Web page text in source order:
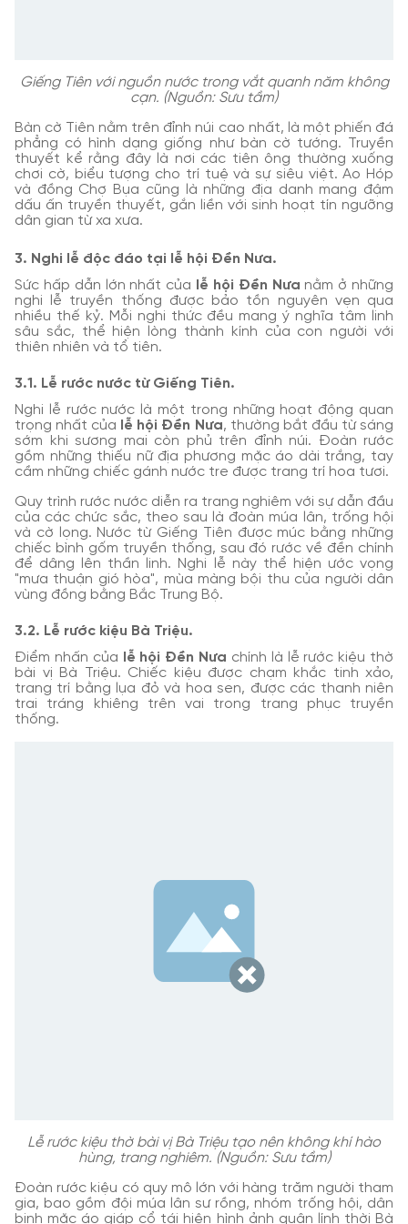
Giếng Tiên với nguồn nước trong vắt quanh năm không
cạn. (Nguồn: Sưu tầm)
Bàn cờ Tiên nằm trên đỉnh núi cao nhất, là một phiến đá
phẳng có hình dạng giống như bàn cờ tướng. Truyền
thuyết kể rằng đây là nơi các tiên ông thường xuống
chơi cờ, biểu tượng cho trí tuệ và sự siêu việt. Ao Hóp
và đồng Chợ Bụa cũng là những địa danh mang đậm
dấu ấn truyền thuyết, gắn liền với sinh hoạt tín ngưỡng
dân gian từ xa xưa.
3. Nghi lễ độc đáo tại lễ hội Đền Nưa.
Sức hấp dẫn lớn nhất của
lễ hội Đền Nưa nằm ở những
nghi lễ truyền thống được bảo tồn nguyên vẹn qua
nhiều thế kỷ. Mỗi nghi thức đều mang ý nghĩa tâm linh
sâu sắc, thể hiện lòng thành kính của con người với
thiên nhiên và tổ tiên.
3.1. Lễ rước nước từ Giếng Tiên.
Nghi lễ rước nước là một trong những hoạt động quan
trọng nhất của lễ hội Đền Nưa, thường bắt đầu từ sáng
sớm khi sương mai còn phủ trên đỉnh núi. Đoàn rước
gồm những thiếu nữ địa phương mặc áo dài trắng, tay
cầm những chiếc gánh nước tre được trang trí hoa tươi.
Quy trình rước nước diễn ra trang nghiêm với sự dẫn đầu
của các chức sắc, theo sau là đoàn múa lân, trống hội
và cờ lọng. Nước từ Giếng Tiên được múc bằng những
chiếc bình gốm truyền thống, sau đó rước về đền chính
để dâng lên thần linh. Nghi lễ này thể hiện ước vọng
"mưa thuận gió hòa", mùa màng bội thu của người dân
vùng đồng bằng Bắc Trung Bộ.
3.2. Lễ rước kiệu Bà Triệu.
Điểm nhấn của lễ hội Đền Nưa chính là lễ rước kiệu thờ
bài vị Bà Triệu. Chiếc kiệu được chạm khắc tinh xảo,
trang trí bằng lụa đỏ và hoa sen, được các thanh niên
trai tráng khiêng trên vai trong trang phục truyền
thống.
Lễ rước kiệu thờ bài vị Bà Triệu tạo nên không khí hào
hùng, trang nghiêm. (Nguồn: Sưu tầm)
Đoàn rước kiệu có quy mô lớn với hàng trăm người tham
gia, bao gồm đội múa lân sư rồng, nhóm trống hội, dân
binh mặc áo giáp cổ tái hiện hình ảnh quân lính thời Bà